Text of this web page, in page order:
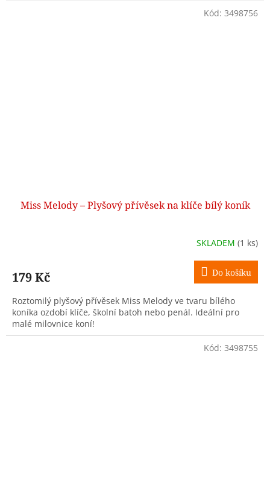
Miss Melody – Plyšový přívěsek na klíče bílý koník
SKLADEM (1 ks)
179 Kč Do košíku
Roztomilý plyšový přívěsek Miss Melody ve tvaru bílého
koníka ozdobí klíče, školní batoh nebo penál. Ideální pro
malé milovnice koní!
Kód: 3498756
Kód: 3498755